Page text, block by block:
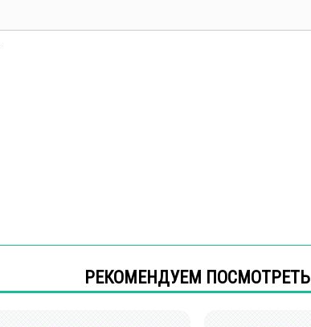
РЕКОМЕНДУЕМ ПОСМОТРЕТЬ